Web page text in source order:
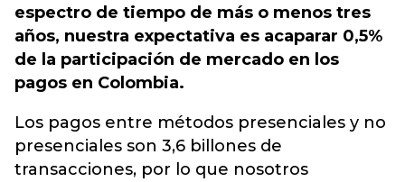
espectro de tiempo de más o menos tres
años, nuestra expectativa es acaparar 0,5%
de la participación de mercado en los
pagos en Colombia.
Los pagos entre métodos presenciales y no
presenciales son 3,6 billones de
transacciones, por lo que nosotros